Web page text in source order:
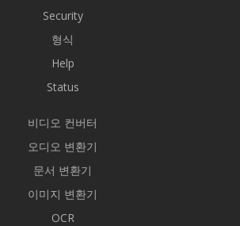
Security
형식
Help
Status
비디오 컨버터
오디오 변환기
문서 변환기
이미지 변환기
OCR